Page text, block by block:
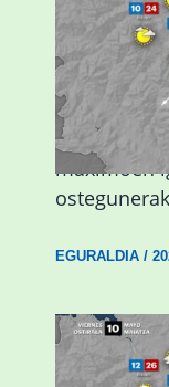
Giro
maximoen
EGURALDIA/